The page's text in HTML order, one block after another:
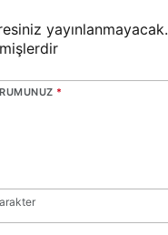
yayınlanmayacak.
*